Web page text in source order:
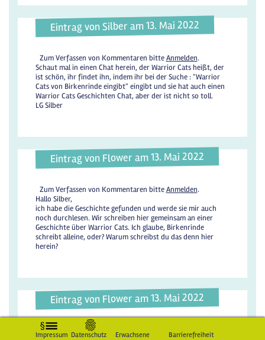
Eintrag von Silber am 13. Mai 2022
Zum Verfassen von Kommentaren bitteAnmelden.
Schaut mal in einen Chat herein, der Warrior Cats heißt, der
ist schön, ihr findet ihn, indem ihr bei der Suche : "Warrior
Cats von Birkenrinde eingibt" eingibt und sie hat auch einen
Warrior Cats Geschichten Chat, aber der ist nicht so toll.
LG Silber
Eintrag von Flower am 13. Mai 2022
Zum Verfassen von Kommentaren bitteAnmelden.
Hallo Silber,
ich habe die Geschichte gefunden und werde sie mir auch
noch durchlesen. Wir schreiben hier gemeinsam an einer
Geschichte über Warrior Cats. Ich glaube, Birkenrinde
schreibt alleine, oder? Warum schreibst du das denn hier
herein?
Eintrag von Flower am 13. Mai 2022
Zum Verfassen von Kommentaren bitte Anmelden
Impressum Datenschutz Erwachsene Barrierefreiheit